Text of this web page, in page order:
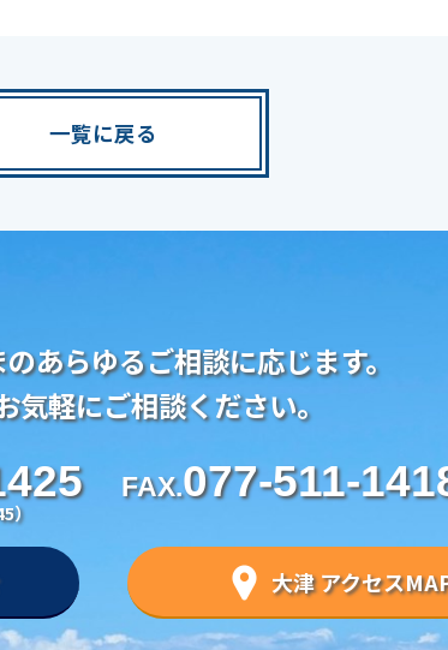
一覧に戻る
あらゆるご相談に応じます。
気軽にご相談ください。
）
FAX.077-511-
大津 アクセス